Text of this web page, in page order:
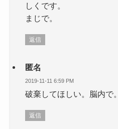
しくです。
まじで。
返信
匿名
2019-11-11 6:59 PM
破棄してほしい。脳内で。
返信